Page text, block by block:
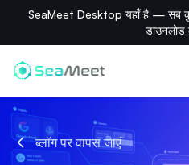
SeaMeet Desktop यहाँ है — सब
ब्लॉग पर वापस जाएं